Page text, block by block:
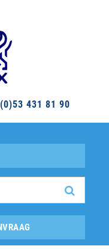
431 81 90